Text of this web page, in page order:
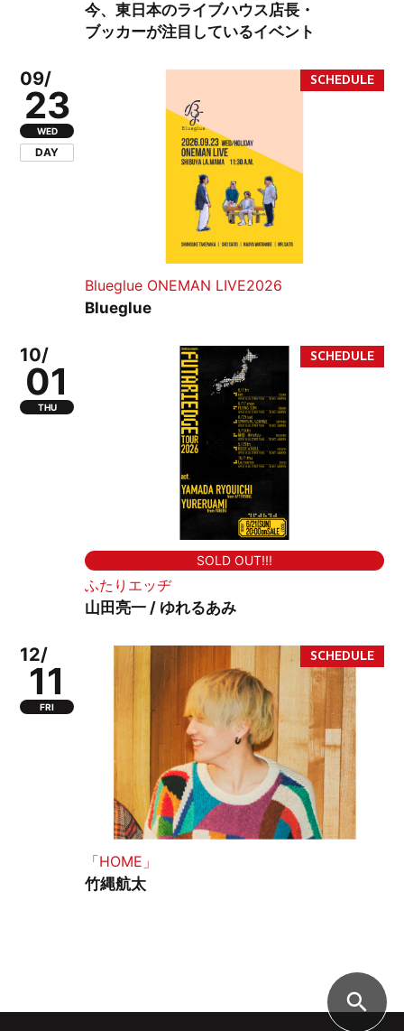
今、東日本のライブハウス店長・
ブッカーが注目しているイベント
09/
23
WED
DAY
Blueglue ONEMAN LIVE2026
Blueglue
10/
01
THU
SOLD OUT!!!
ふたりエッヂ
山田亮一 / ゆれるあみ
12/
11
FRI
「HOME」
竹縄航太
search